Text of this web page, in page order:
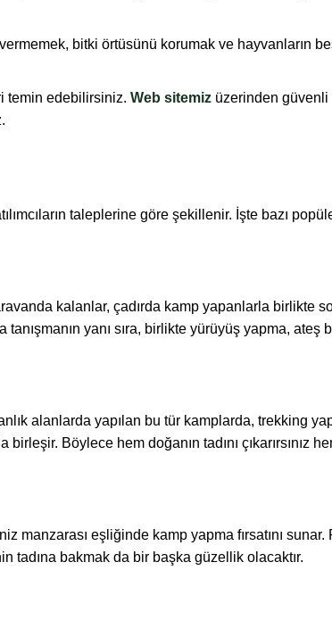
bitki örtüsünü korumak ve hayvanların
temin edebilirsiniz. Web sitemiz üzerinden güvenli
taleplerine göre şekillenir. İşte bazı
kalanlar, çadırda kamp yapanlarla birlikte
yanı sıra, birlikte yürüyüş yapma, ateş
alanlarda yapılan bu tür kamplarda, trekking
Böylece hem doğanın tadını çıkarırsınız
manzarası eşliğinde kamp yapma fırsatını sunar.
tadına bakmak da bir başka güzellik olacaktır.